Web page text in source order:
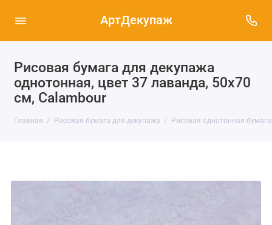
АртДекупаж
Рисовая бумага для декупажа
однотонная, цвет 37 лаванда, 50х70
см, Calambour
Главная Рисовая бумага для декупажа Рисовая однотонная